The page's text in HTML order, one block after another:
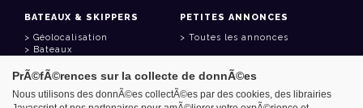
BATEAUX & SKIPPERS
Géolocalisation
Bateaux
PETITES ANNONCES
Toutes les annonces
LIENS UTILES
PrÃ©fÃ©rences sur la collecte de donnÃ©es
Nous utilisons des donnÃ©es collectÃ©es par des cookies, des librairies